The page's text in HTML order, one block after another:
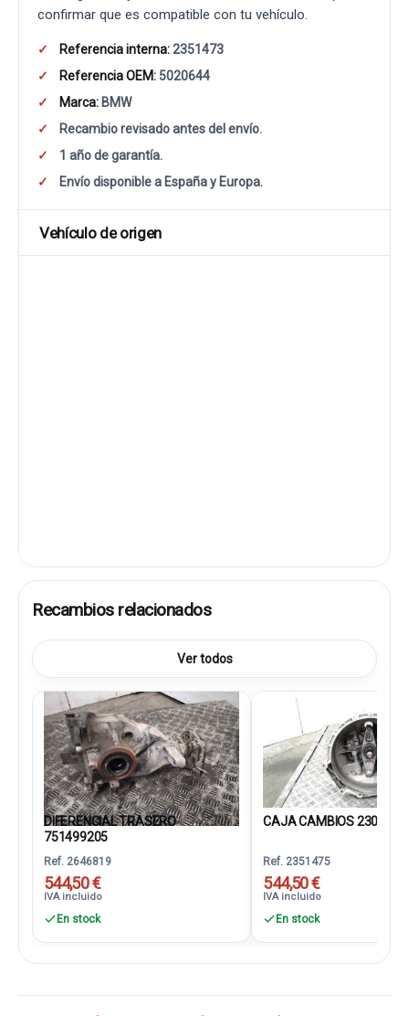
confirmar que es compatible con tu vehículo.
Referencia interna:2351473
Referencia OEM: 5020644
Marca: BMW
Recambio revisado antes del envío.
1 año de garantía.
Envío disponible a España y Europa.
Vehículo de origen
Recambios relacionados
Ver todos
DIFERENCIAL TRASERO
751499205
Ref. 2646819
544,50 €
IVA incluido
En stock
CAJA CAMBIOS
Ref. 2351475
544,50 €
IVA incluido
En stock